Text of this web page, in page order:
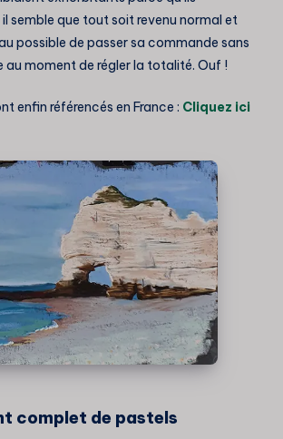
semble que tout soit revenu normal et
possible de passer sa commande sans
au moment de régler la totalité. Ouf !
enfin référencés en France : Cliquez ici
complet de pastels